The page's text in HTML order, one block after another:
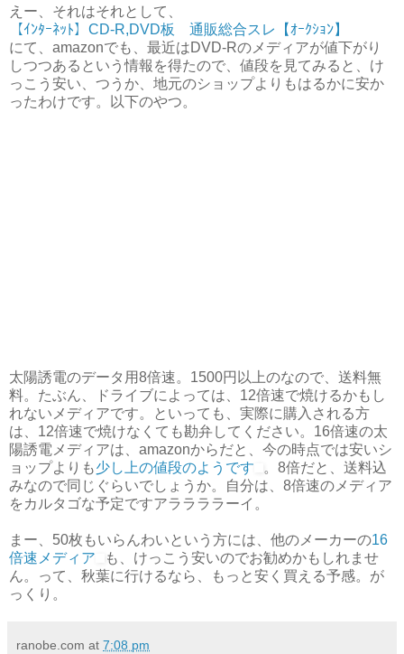
えー、それはそれとして、
【ｲﾝﾀｰﾈｯﾄ】CD-R,DVD板 通販総合スレ【ｵｰｸｼｮﾝ】
にて、amazonでも、最近はDVD-Rのメディアが値下がり
しつつあるという情報を得たので、値段を見てみると、け
っこう安い、つうか、地元のショップよりもはるかに安か
ったわけです。以下のやつ。
太陽誘電のデータ用8倍速。1500円以上のなので、送料無
料。たぶん、ドライブによっては、12倍速で焼けるかもし
れないメディアです。といっても、実際に購入される方
は、12倍速で焼けなくても勘弁してください。16倍速の太
陽誘電メディアは、amazonからだと、今の時点では安いシ
ョップよりも少し上の値段のようです
。8倍だと、送料込
みなので同じぐらいでしょうか。自分は、8倍速のメディア
をカルタゴな予定ですアララララーイ。
まー、50枚もいらんわいという方には、他のメーカーの16
倍速メディア
も、けっこう安いのでお勧めかもしれませ
ん。って、秋葉に行けるなら、もっと安く買える予感。が
っくり。
ranobe.com at 7:08 pm